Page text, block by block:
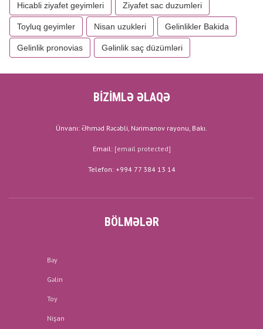
Hicabli ziyafet geyimleri Ziyafet sac duzumleri
Toyluq geyimler Nisan uzukleri Gelinlikler Bakida
Gelinlik pronovias Gəlinlik saç düzümləri
BİZİMLƏ ƏLAQƏ
Ünvanı: Əhməd Rəcəbli, Nərimanov rayonu, Bakı.
Email: [email protected]
Telefon: +994 77 384 13 14
BÖLMƏLƏR
Bəy
Gəlin
Toy
Nişan